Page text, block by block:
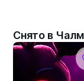
Снято в